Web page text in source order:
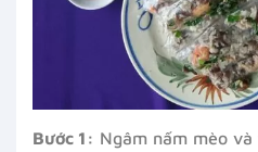
Bước 1: Ngâm nấm mèo